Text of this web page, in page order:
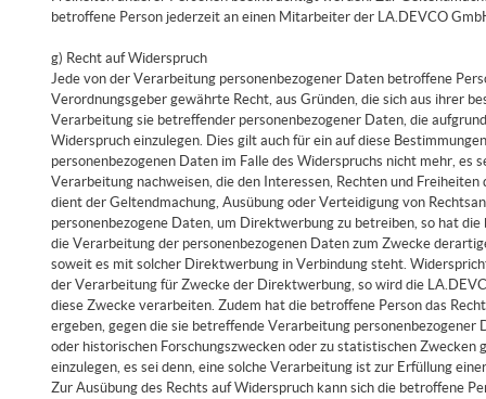
betroffene Person jederzeit an einen Mitarbeiter der LA.DEVCO
g) Recht auf Widerspruch
Jede von der Verarbeitung personenbezogener Daten betroffene
Verordnungsgeber gewährte Recht, aus Gründen, die sich aus ihrer
Verarbeitung sie betreffender personenbezogener Daten, die
Widerspruch einzulegen. Dies gilt auch für ein auf diese
personenbezogenen Daten im Falle des Widerspruchs nicht mehr, es
Verarbeitung nachweisen, die den Interessen, Rechten und
dient der Geltendmachung, Ausübung oder Verteidigung von
personenbezogene Daten, um Direktwerbung zu betreiben, so hat
die Verarbeitung der personenbezogenen Daten zum Zwecke
soweit es mit solcher Direktwerbung in Verbindung steht.
der Verarbeitung für Zwecke der Direktwerbung, so wird die
diese Zwecke verarbeiten. Zudem hat die betroffene Person das
ergeben, gegen die sie betreffende Verarbeitung
oder historischen Forschungszwecken oder zu statistischen
einzulegen, es sei denn, eine solche Verarbeitung ist zur Erfüllung
Zur Ausübung des Rechts auf Widerspruch kann sich die betroffene